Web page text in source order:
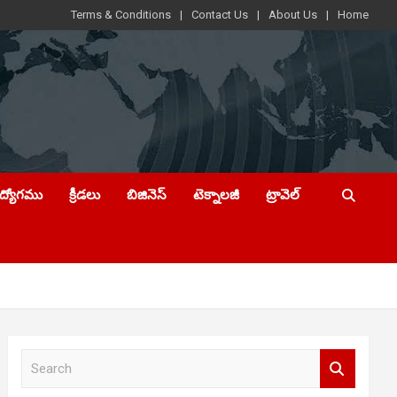
Terms & Conditions Contact Us About Us Home
క్రీడలు బిజినెస్ టెక్నాలజీ ట్రావెల్